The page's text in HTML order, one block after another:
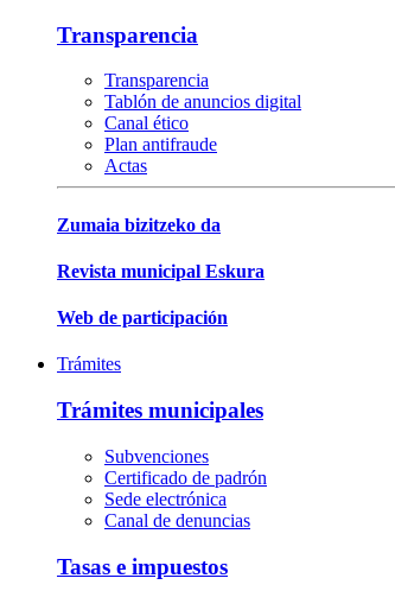
Transparencia
Transparencia
Tablón de anuncios digital
Canal ético
Plan antifraude
Actas
Zumaia bizitzeko da
Revista municipal Eskura
Web de participación
Trámites
Trámites municipales
Subvenciones
Certificado de padrón
Sede electrónica
Canal de denuncias
Tasas e impuestos